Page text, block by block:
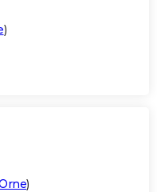
)
)